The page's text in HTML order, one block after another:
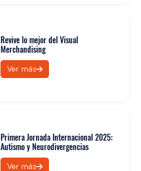
Revive lo mejor del Visual
Merchandising
Ver más
Primera Jornada Internacional 2025:
Autismo y Neurodivergencias
Ver más